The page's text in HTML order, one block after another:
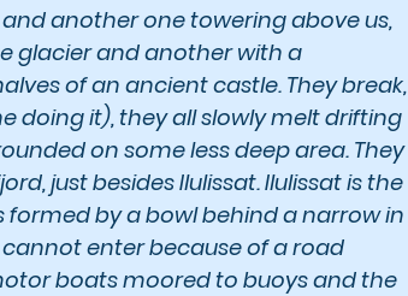
another one towering above us,
glacier and another with a
of an ancient castle. They break,
doing it), they all slowly melt drifting
on some less deep area. They
just besides Ilulissat. Ilulissat is the
formed by a bowl behind a narrow in
enter because of a road
boats moored to buoys and the